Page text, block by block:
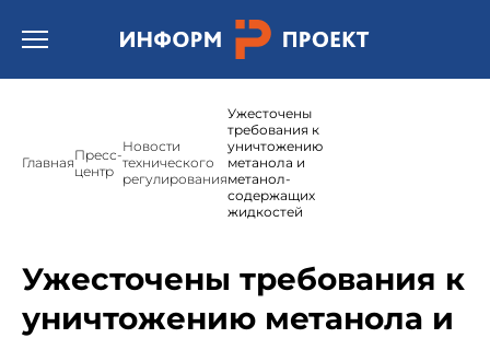
Открыть бургер меню.
ГлавнаяПресс-
центр
Новости
технического
регулирования
Ужесточены
требования к
уничтожению
метанола и
метанол-
содержащих
жидкостей
Ужесточены требования к
уничтожению метанола и